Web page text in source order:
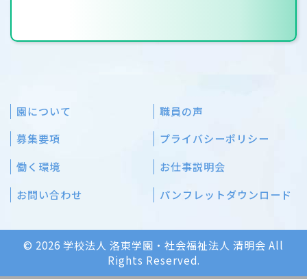
園について
職員の声
募集要項
プライバシーポリシー
働く環境
お仕事説明会
お問い合わせ
パンフレットダウンロード
© 2026 学校法人 洛東学園・社会福祉法人 清明会 All
Rights Reserved.